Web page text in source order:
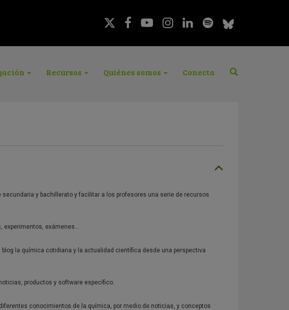
Recursos Quiénes somos Conecta
y bachillerato y facilitar a los profesores una serie de recursos
experimentos, exámenes…
la química cotidiana y la actualidad científica desde una perspectiva
productos y software específico.
conocimientos de la química, por medio de noticias, y conceptos